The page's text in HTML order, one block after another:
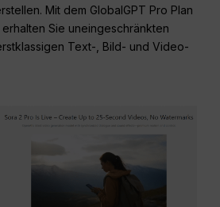
Mit dem GlobalGPT Pro Plan
erhalten Sie uneingeschränkten
Text-, Bild- und Video-